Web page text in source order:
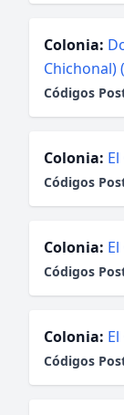
Colonia:
Chichonal)
Códigos
Colonia:
Códigos
Colonia:
Códigos
Colonia:
Códigos